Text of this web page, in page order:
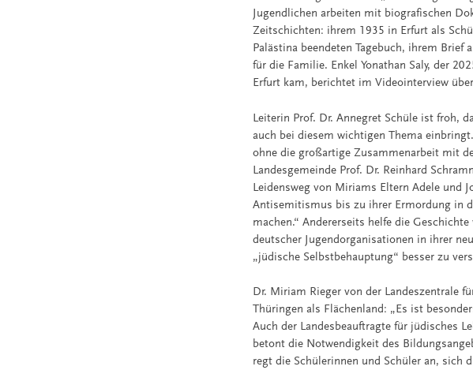
Jugendlichen arbeiten mit biografischen
Zeitschichten: ihrem 1935 in Erfurt als
Palästina beendeten Tagebuch, ihrem
für die Familie. Enkel Yonathan Saly, der
Erfurt kam, berichtet im Videointerview
Leiterin Prof. Dr. Annegret Schüle ist froh,
auch bei diesem wichtigen Thema
ohne die großartige Zusammenarbeit mit
Landesgemeinde Prof. Dr. Reinhard
Leidensweg von Miriams Eltern Adele und
Antisemitismus bis zu ihrer Ermordung in
machen.“ Andererseits helfe die
deutscher Jugendorganisationen in ihrer
„jüdische Selbstbehauptung“ besser zu
Dr. Miriam Rieger von der Landeszentrale
Thüringen als Flächenland: „Es ist
Auch der Landesbeauftragte für jüdisches
betont die Notwendigkeit des
regt die Schülerinnen und Schüler an, sich